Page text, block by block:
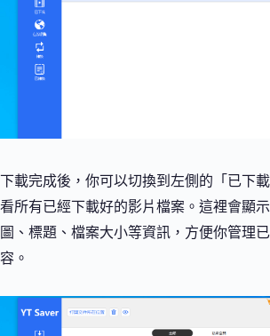
下載完成後，你可以切換到左側的「已下
看所有已經下載好的影片檔案。這裡會顯
圖、標題、檔案大小等資訊，方便你管理
容。